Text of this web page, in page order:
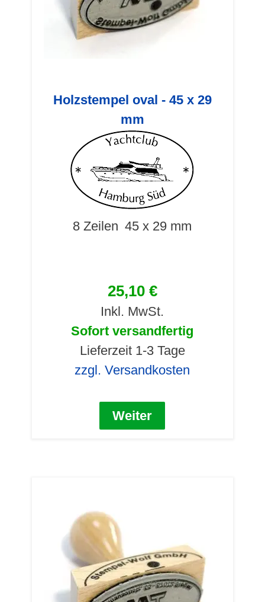
Holzstempel oval - 45 x 29
mm
8 Zeilen 45 x 29 mm
25,10 €
Inkl. MwSt.
Sofort versandfertig
Lieferzeit 1-3 Tage
zzgl. Versandkosten
Weiter